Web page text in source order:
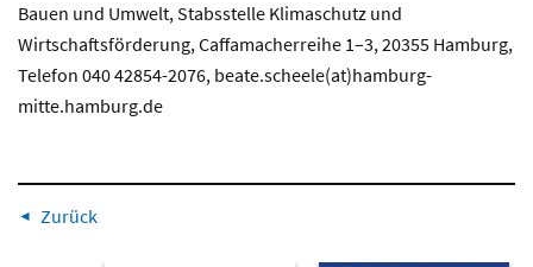
Bauen und Umwelt,Stabsstelle Klimaschutz und
Wirtschaftsförderung,Caffamacherreihe 1–3, 20355 Hamburg,
Telefon 040 42854-2076, beate.scheele(at)hamburg-
mitte.hamburg.de
Zurück